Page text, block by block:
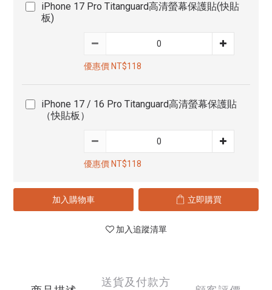
iPhone 17 Pro Titanguard高清螢幕保護貼(快貼
板)
優惠價 NT$118
iPhone 17 / 16 Pro Titanguard高清螢幕保護貼
（快貼板）
優惠價 NT$118
加入購物車 立即購買
加入追蹤清單
送貨及付款方